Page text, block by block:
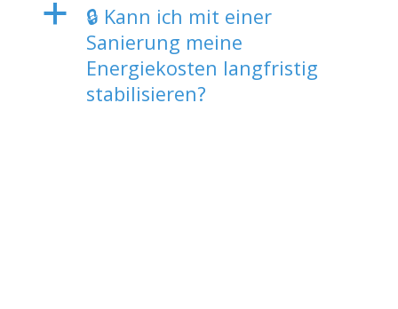
a
🔒 Kann ich mit einer
Sanierung meine
Energiekosten langfristig
stabilisieren?